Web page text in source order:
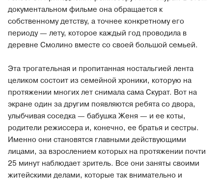
документальном фильме она обращается к
собственному детству, а точнее конкретному его
периоду — лету, которое каждый год проводила в
деревне Смолино вместе со своей большой семьей.
Эта трогательная и пропитанная ностальгией лента
целиком состоит из семейной хроники, которую на
протяжении многих лет снимала сама Скурат. Вот на
экране один за другим появляются ребята со двора,
улыбчивая соседка — бабушка Женя — и ее коты,
родители режиссера и, конечно, ее братья и сестры.
Именно они становятся главными действующими
лицами, за взрослением которых на протяжении почти
25 минут наблюдает зритель. Все они заняты своими
житейскими делами, которые так внимательно и